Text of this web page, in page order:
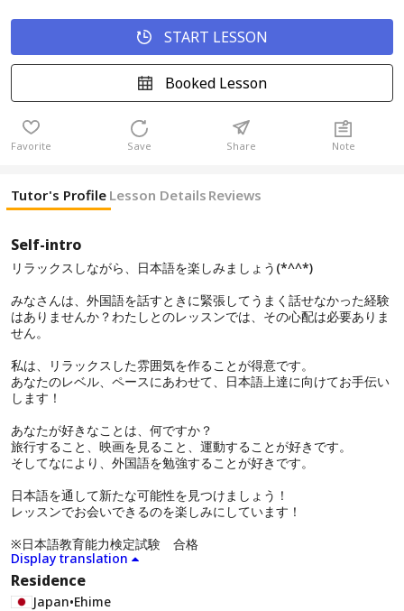
START LESSON
Booked Lesson
Favorite Save Share Note
Tutor's Profile Lesson Details Reviews
Self-intro
リラックスしながら、日本語を楽しみましょう(*^^*)
みなさんは、外国語を話すときに緊張してうまく話せなかった経験
はありませんか？わたしとのレッスンでは、その心配は必要ありま
せん。
私は、リラックスした雰囲気を作ることが得意です。
あなたのレベル、ペースにあわせて、日本語上達に向けてお手伝い
します！
あなたが好きなことは、何ですか？
旅行すること、映画を見ること、運動することが好きです。
そしてなにより、外国語を勉強することが好きです。
日本語を通して新たな可能性を見つけましょう！
レッスンでお会いできるのを楽しみにしています！
※日本語教育能力検定試験 合格
Display translation
Residence
Japan•Ehime